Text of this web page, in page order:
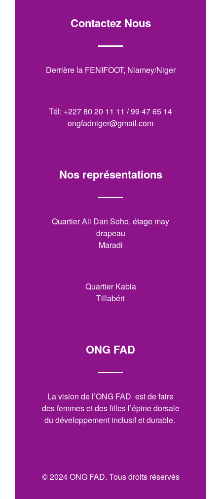
Contactez Nous
Derrière la FENIFOOT, Niamey/Niger
Tél: +227 80 20 11 11 / 99 47 65 14
ongfadniger@gmail.com
Nos représentations
Quartier Ali Dan Soho, étage may
drapeau
Maradi
Quartier Kabia
Tillabéri
ONG FAD
La vision de l’ONG FAD est de faire
des femmes et des filles l’épine dorsale
du développement inclusif et durable.
© 2024 ONG FAD. Tous droits réservés